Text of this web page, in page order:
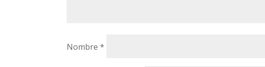
Nombre*